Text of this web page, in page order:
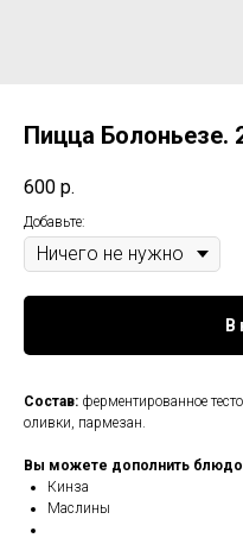
Пицца Болоньезе.
600 р.
Добавьте:
В
Состав: ферментированное
оливки, пармезан.
Вы можете дополнить
Кинза
Маслины